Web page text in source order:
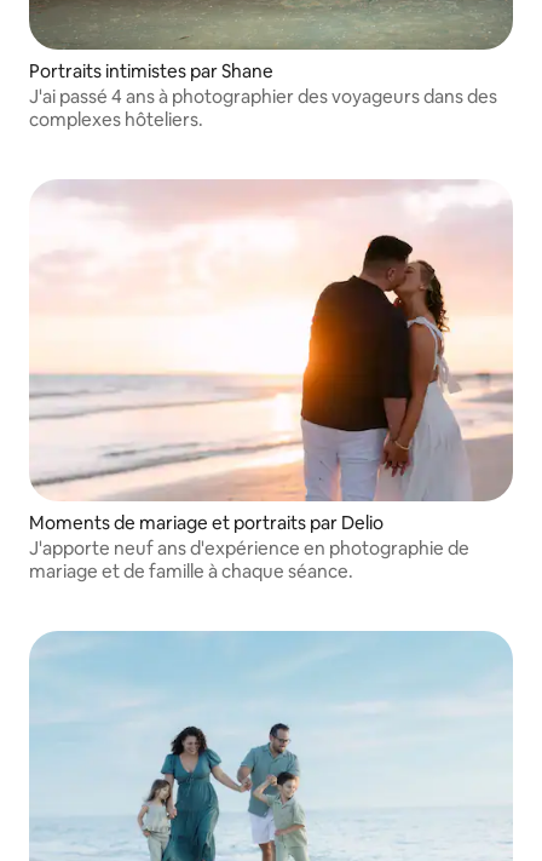
Portraits intimistes par Shane
J'ai passé 4 ans à photographier des voyageurs dans des
complexes hôteliers.
Moments de mariage et portraits par Delio
J'apporte neuf ans d'expérience en photographie de
mariage et de famille à chaque séance.